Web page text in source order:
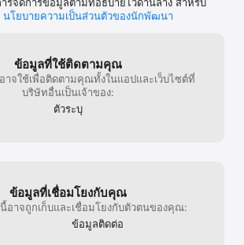
ชีพ
อนไหวด้วยเครื่องมือแปลงภาพเป็นวิดีโอ
เด่นบนทุกแพลตฟอร์ม
ดของคุณในวิดีโอคอลลาจ
กำหนดเอง
นโยบายความเป็นส่วนตัวของนักพัฒนา
ข้อมูลที่ใช้ติดตามคุณ
จใช้เพื่อติดตามคุณทั้งในแอปและเว็บไซต์ที่
บริษัทอื่นเป็นเจ้าของ:
ตัวระบุ
ข้อมูลที่เชื่อมโยงกับคุณ
อาจถูกเก็บและเชื่อมโยงกับตัวตนของคุณ:
ข้อมูลติดต่อ